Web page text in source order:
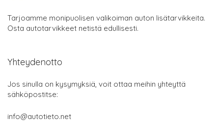
Tarjoamme monipuolisen valikoiman auton lisätarvikkeita.
Osta autotarvikkeet netistä edullisesti.
Yhteydenotto
Jos sinulla on kysymyksiä, voit ottaa meihin yhteyttä
sähköpostitse:
info@autotieto.net